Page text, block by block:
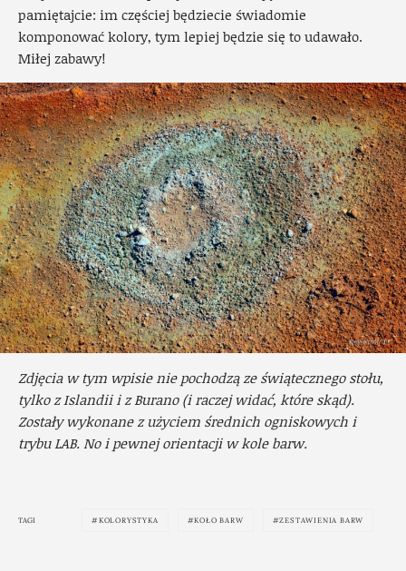
pamiętajcie: im częściej będziecie świadomie
komponować kolory, tym lepiej będzie się to udawało.
Miłej zabawy!
Zdjęcia w tym wpisie nie pochodzą ze świątecznego stołu,
tylko z Islandii i z Burano (i raczej widać, które skąd).
Zostały wykonane z użyciem średnich ogniskowych i
trybu LAB. No i pewnej orientacji w kole barw.
TAGI KOLORYSTYKA KOŁO BARW ZESTAWIENIA BARW